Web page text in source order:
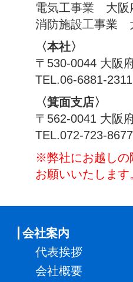
電気工事業 大阪
消防施設工事業
〈本社〉
〒530-0044 大阪
TEL.06-6881-
〈箕面支店〉
〒562-0041 大阪
TEL.072-723-
※弊社にお越しの
お願いいたします
会社案内
代表挨拶
会社概要